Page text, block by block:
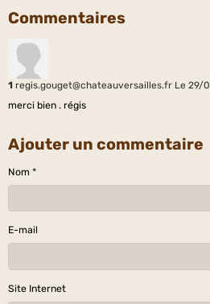
Commentaires
1 regis.gouget@chateauversailles.fr Le 29/
merci bien . régis
Ajouter un commentaire
Nom
E-mail
Site Internet